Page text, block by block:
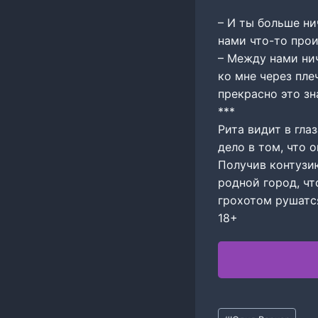
– И ты больше
нами что-то
– Между нами
ко мне через
прекрасно это
***
Рита видит в
дело в том, что
Получив
родной город,
грохотом
18+
Метки